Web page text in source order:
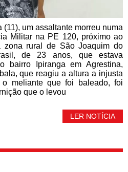
(11), um assaltante morreu numa
Militar na PE 120, próximo ao
zona rural de São Joaquim do
de 23 anos, que estava
bairro Ipiranga em Agrestina,
que reagiu a altura a injusta
o meliante que foi baleado, foi
que o levou
LER NOTÍCIA